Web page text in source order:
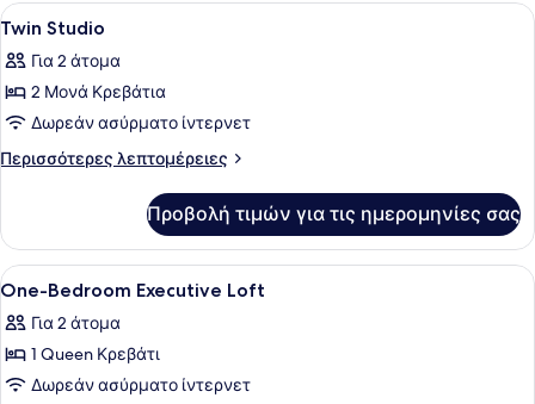
Προβολή
όλων
των
φωτογραφιών
για
Twin
1
Twin Studio
Για 2 άτομα
2 Μονά Κρεβάτια
Δωρεάν ασύρματο ίντερνετ
Περισσότερες λεπτομέρειες
Περισσότερες
Studio
Προβολή τιμών για τις ημερομηνίες σας
Προβολή
όλων
των
φωτογραφιών
για
1
One-Bedroom Executive Loft
Για 2 άτομα
1 Queen Κρεβάτι
Δωρεάν ασύρματο ίντερνετ